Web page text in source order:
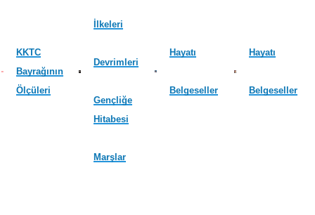
KKTC
Bayrağının
Ölçüleri
İlkeleri
Devrimleri
Gençliğe
Hitabesi
Marşlar
Hayatı
Belgeseller
Hayatı
Belgeseller